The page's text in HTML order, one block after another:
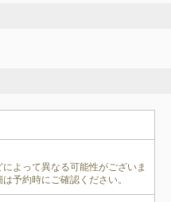
よって異なる可能性がございま
予約時にご確認ください。